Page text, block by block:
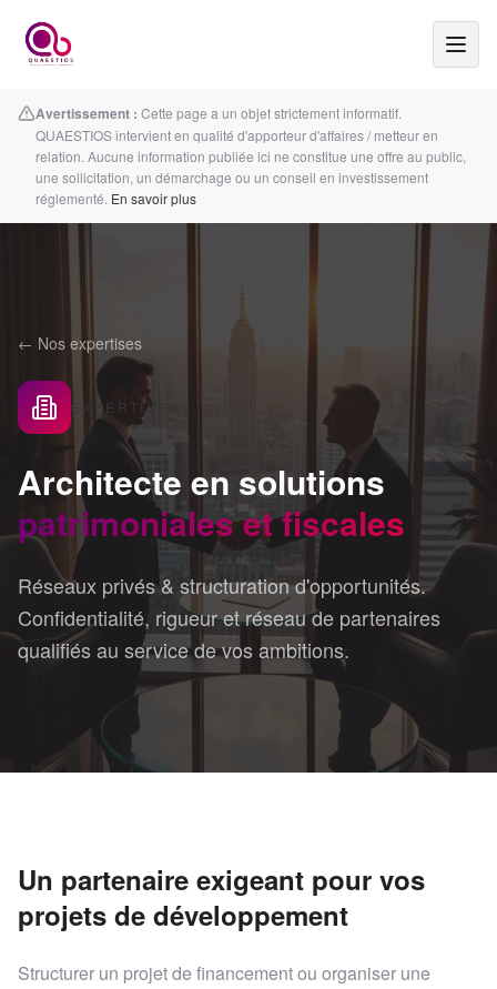
Avertissement : Cette page a un objet strictement informatif.
QUAESTIOS intervient en qualité d'apporteur d'affaires / metteur en
relation. Aucune information publiée ici ne constitue une offre au public,
une sollicitation, un démarchage ou un conseil en investissement
réglementé. En savoir plus
← Nos expertises
EXPERTISE
Architecte en solutions
patrimoniales et fiscales
Réseaux privés & structuration d'opportunités.
Confidentialité, rigueur et réseau de partenaires
qualifiés au service de vos ambitions.
Un partenaire exigeant pour vos
projets de développement
Structurer un projet de financement ou organiser une